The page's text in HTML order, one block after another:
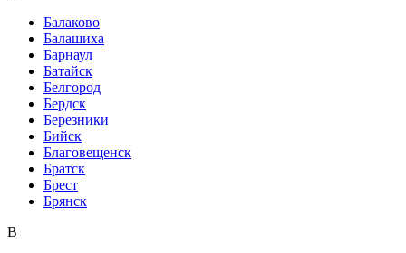
Балаково
Балашиха
Барнаул
Батайск
Белгород
Бердск
Березники
Бийск
Благовещенск
Братск
Брест
Брянск
В